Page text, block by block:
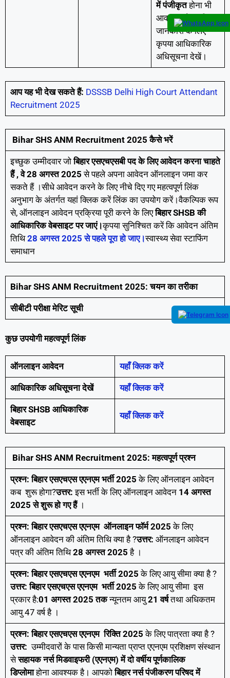
में पंजीकृतहोना भी
आवश्यक है ।पूरी
जानकारी के लिए
कृपया आधिकारिक
अधिसूचना देखें।
आप यह भी देख सकते हैं: DSSSB Delhi High Court Attendant
Recruitment 2025
Bihar SHS ANM Recruitment 2025 कैसे भरें
इच्छुक उम्मीदवार जोबिहार एसएचएसबी पद के लिए आवेदन करना चाहते
हैं, वे 28 अगस्त 2025 से पहले अपना आवेदन ऑनलाइन जमा कर
सकते हैं ।सीधे आवेदन करने के लिए नीचे दिए गए महत्वपूर्ण लिंक
अनुभाग के अंतर्गत यहां क्लिक करें लिंक का उपयोग करें।वैकल्पिक रूप
से, ऑनलाइन आवेदन प्रक्रिया पूरी करने के लिएबिहार SHSB की
आधिकारिक वेबसाइट पर जाएं।कृपया सुनिश्चित करें कि आवेदन अंतिम
तिथि28 अगस्त 2025 से पहले पूरा हो जाए।स्वास्थ्य सेवा स्टाफिंग
समाधान
Bihar SHS ANM Recruitment 2025: चयन का तरीका
सीबीटी परीक्षा मेरिट सूची
कुछ उपयोगी महत्वपूर्ण लिंक
ऑनलाइन आवेदन यहाँ क्लिक करें
आधिकारिक अधिसूचना देखें यहाँक्लिक करें
बिहार SHSB आधिकारिक
वेबसाइट
यहाँ क्लिक करें
Bihar SHS ANM Recruitment 2025: महत्वपूर्ण प्रश्न
प्रश्न:बिहार एसएचएस एएनएम भर्ती 2025 के लिए ऑनलाइन आवेदन
कब शुरू होगा?उत्तर:इस भर्ती के लिए ऑनलाइन आवेदन 14अगस्त
2025 से शुरू हो गए हैं ।
प्रश्न:बिहार एसएचएस एएनएमऑनलाइन फॉर्म 2025 के लिए
ऑनलाइन आवेदन की अंतिम तिथि क्या है ?उत्तर: ऑनलाइन आवेदन
पत्र की अंतिम तिथि28 अगस्त 2025 है ।
प्रश्न:बिहार एसएचएस एएनएम भर्ती 2025 के लिए आयु सीमा क्या है ?
उत्तर:बिहार एसएचएस एएनएम भर्ती 2025 के लिए आयु सीमा इस
प्रकार है:01 अगस्त 2025 तकन्यूनतम आयु21 वर्षतथा अधिकतम
आयु 47 वर्ष है ।
प्रश्न:बिहार एसएचएस एएनएम रिक्ति 2025 के लिए पात्रता क्या है ?
उत्तर:उम्मीदवारों के पास किसी मान्यता प्राप्त एएनएम प्रशिक्षण संस्थान
सेसहायक नर्स मिडवाइफरी (एएनएम) में दो वर्षीय पूर्णकालिक
डिप्लोमाहोना आवश्यक है। आपकोबिहार नर्स पंजीकरण परिषद में